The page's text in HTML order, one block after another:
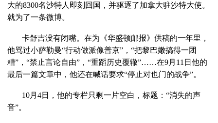
大的8300名沙特人即刻回国，并驱逐了加拿大驻沙特大使。
就为了一条微博。
卡舒吉没有闭嘴。在为《华盛顿邮报》供稿的一年里，
他骂过小萨勒曼“行动做派像普京”，“把黎巴嫩搞得一团
糟”，“禁止言论自由”，“重蹈历史覆辙”……在9月11日他的
最后一篇文章中，他还在喊话要求“停止对也门的战争”。
10月4日，他的专栏只剩一片空白，标题：“消失的声
音”。